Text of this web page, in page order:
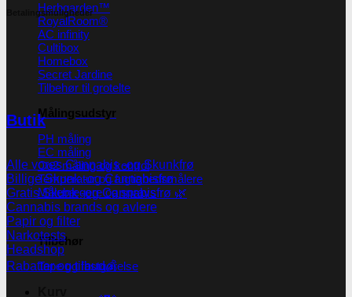
Herbgarden™
RoyalRoom®
AC infinity
Cultibox
Homebox
Secret Jardine
Tilbehør til grotelte
Målingsudstyr
PH måling
EC måling
Co2 måling og kontrol
Temperatur og fugtighedsmålere
Målebægere og sprays
Tilbehør
Tape og fastgørelse
Betalingsmuligheder
Butik
Alle vores Cannabis -og Skunkfrø
Billige Skunk -og Cannabisfrø
Gratis Skunk -og Cannabisfrø 🌿
Cannabis brands og avlere
Papir og filter
Narkotests
Headshop
Rabatter og tilbud💰